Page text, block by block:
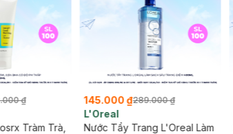
₫
Tràm Trà,
145.000 ₫289.000 ₫
L'Oreal
Nước Tẩy Trang L'Oreal Làm